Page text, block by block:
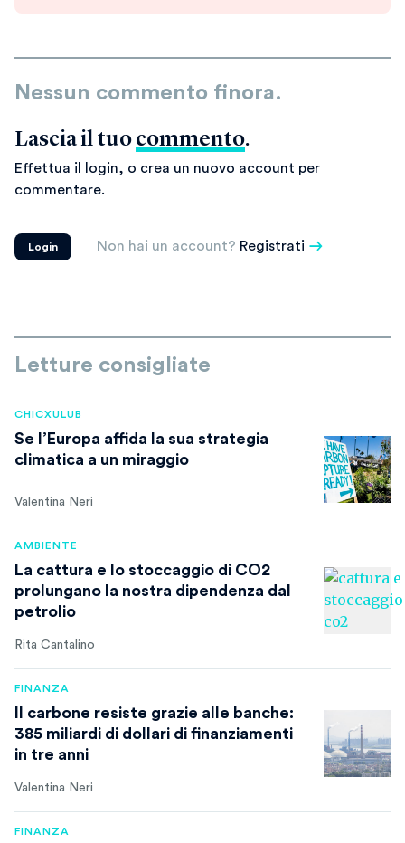
Nessun commento finora.
Lascia il tuo commento.
Effettua il login, o crea un nuovo account per
commentare.
Login Non hai un account? Registrati
Letture consigliate
CHICXULUB
Se l’Europa affida la sua strategia
climatica a un miraggio
Valentina Neri
AMBIENTE
La cattura e lo stoccaggio di CO2
prolungano la nostra dipendenza dal
petrolio
Rita Cantalino
FINANZA
Il carbone resiste grazie alle banche:
385 miliardi di dollari di finanziamenti
in tre anni
Valentina Neri
FINANZA